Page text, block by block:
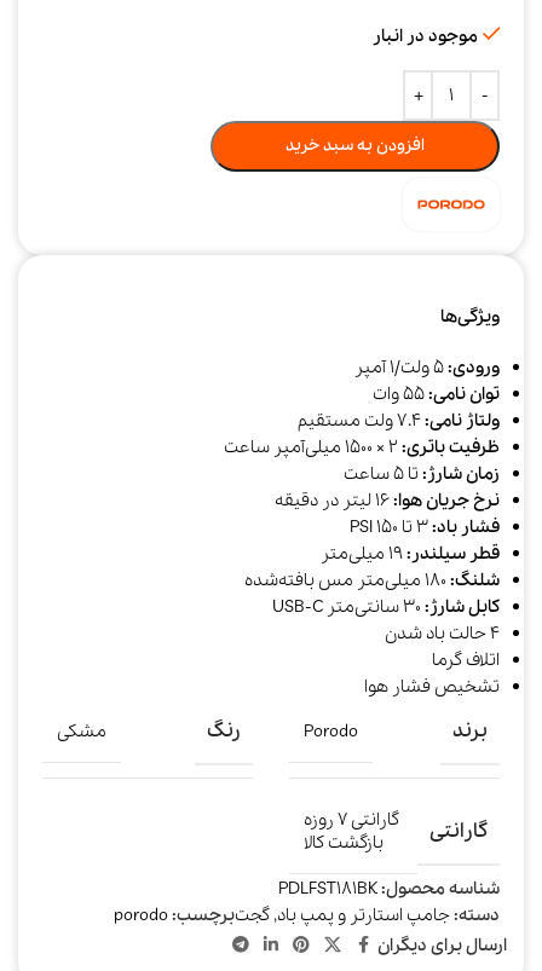
موجود در انبار
افزودن به سبد خرید
ویژگی‌ها
ورودی:
توان نامی:
ولتاژ نامی:
ظرفیت باتری:
زمان شارژ:تا 5 ساعت
نرخ جریان هوا:
فشار باد:
قطر سیلندر:
شلنگ:
کابل شارژ:
4 حالت باد شدن
اتلاف گرما
تشخیص فشار هوا
برند Porodo رنگ مشکی
گارانتی
گارانتی ۷ روزه
بازگشت کالا
شناسه محصول:PDLFST181BK
دسته:جامپ استارتر و پمپ باد, گجتبرچسب:porodo
ارسال برای دیگران